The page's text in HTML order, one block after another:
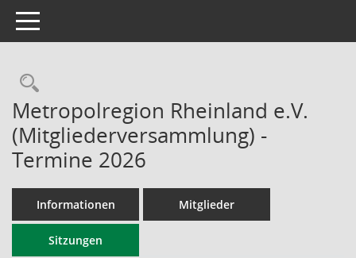
Toggle navigation
Rechercheauswahl
Metropolregion Rheinland e.V.
(Mitgliederversammlung) -
Termine 2026
Informationen Mitglieder
Sitzungen